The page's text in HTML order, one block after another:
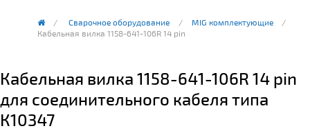
Сварочное оборудование
MIG комплектующие
Кабельная вилка 1158-641-106R 14 pin
Кабельная вилка 1158-641-106R 14 pin
для соединительного кабеля типа
К10347